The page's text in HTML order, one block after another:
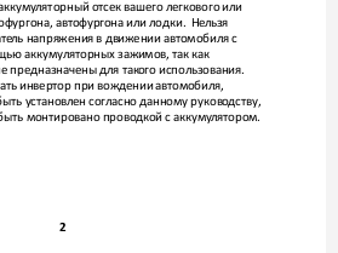
ляторный отсек вашего легкового или
автофургона или лодки.  Нельзя
ль напряжения в движении автомобиля с
аккумуляторных зажимов, так как
предназначены для такого использования.
инвертор при вождении автомобиля,
установлен согласно данному руководству,
монтировано проводкой с аккумулятором.
2